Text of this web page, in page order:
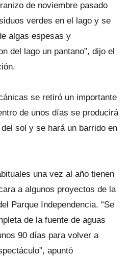
de noviembre pasado
verdes en el lago y se
algas espesas y
del lago un pantano”, dijo el
se retiró un importante
de unos días se producirá
sol y se hará un barrido en
una vez al año tienen
a algunos proyectos de la
Parque Independencia. “Se
de la fuente de aguas
90 días para volver a
apuntó